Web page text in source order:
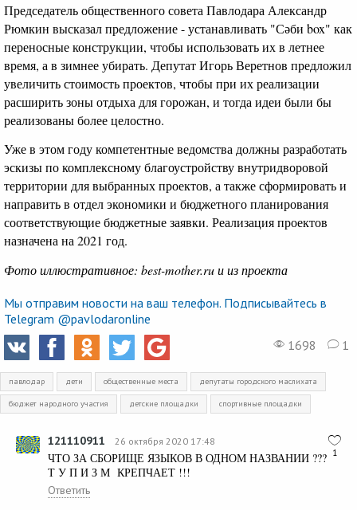
Председатель общественного совета Павлодара Александр
Рюмкин высказал предложение - устанавливать "Сәби box" как
переносные конструкции, чтобы использовать их в летнее
время, а в зимнее убирать. Депутат Игорь Веретнов предложил
увеличить стоимость проектов, чтобы при их реализации
расширить зоны отдыха для горожан, и тогда идеи были бы
реализованы более целостно.
Уже в этом году компетентные ведомства должны разработать
эскизы по комплексному благоустройству внутридворовой
территории для выбранных проектов, а также сформировать и
направить в отдел экономики и бюджетного планирования
соответствующие бюджетные заявки. Реализация проектов
назначена на 2021 год.
Фото иллюстративное: best-mother.ru и из проекта
Мы отправим новости на ваш телефон. Подписывайтесь в
Telegram @pavlodaronline
1698
1
павлодар дети общественные места депутаты городского маслихата
бюджет народного участия детские площадки спортивные площадки
1
121110911 26 октября 2020 17:48
ЧТО ЗА СБОРИЩЕ ЯЗЫКОВ В ОДНОМ НАЗВАНИИ ???
Т У П И З М КРЕПЧАЕТ !!!
Ответить